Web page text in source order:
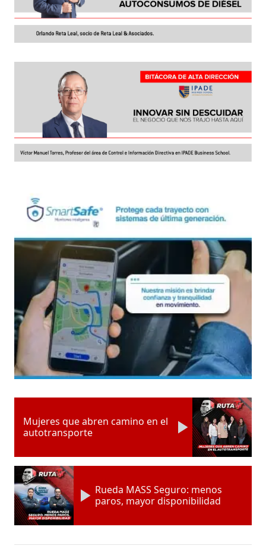
Mujeres que abren camino en el
autotransporte
Rueda MASS Seguro: menos
paros, mayor disponibilidad